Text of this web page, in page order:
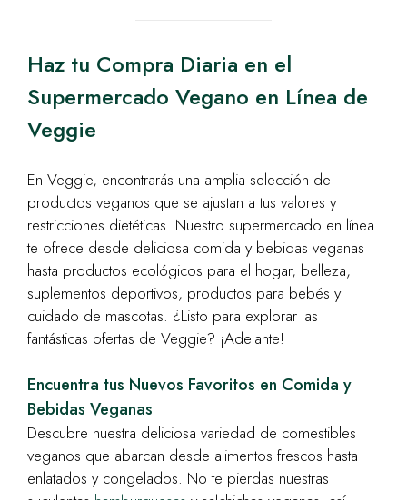
Haz tu Compra Diaria en el
Supermercado Vegano en Línea de
Veggie
En Veggie, encontrarás una amplia selección de
productos veganos que se ajustan a tus valores y
restricciones dietéticas. Nuestro supermercado en línea
te ofrece desde deliciosa comida y bebidas veganas
hasta productos ecológicos para el hogar, belleza,
suplementos deportivos, productos para bebés y
cuidado de mascotas. ¿Listo para explorar las
fantásticas ofertas de Veggie? ¡Adelante!
Encuentra tus Nuevos Favoritos en Comida y
Bebidas Veganas
Descubre nuestra deliciosa variedad de comestibles
veganos que abarcan desde alimentos frescos hasta
enlatados y congelados. No te pierdas nuestras